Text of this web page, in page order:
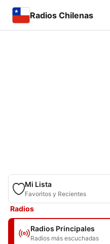
Radios Chilenas
Mi Lista
Favoritos y Recientes
Radios
Radios Principales
Radios más escuchadas